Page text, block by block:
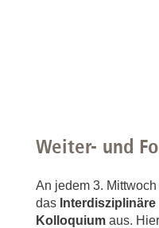
Weiter- und
An jedem 3.
das
Kolloquium aus.